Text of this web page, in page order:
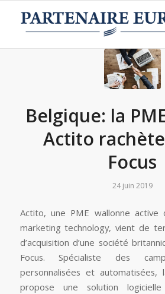
Belgique: la
Actito
Focus
24 juin 2019
Actito, une PME wallonne active
marketing technology, vient de
d’acquisition d’une société
Focus. Spécialiste des
personnalisées et automatisées,
propose une solution